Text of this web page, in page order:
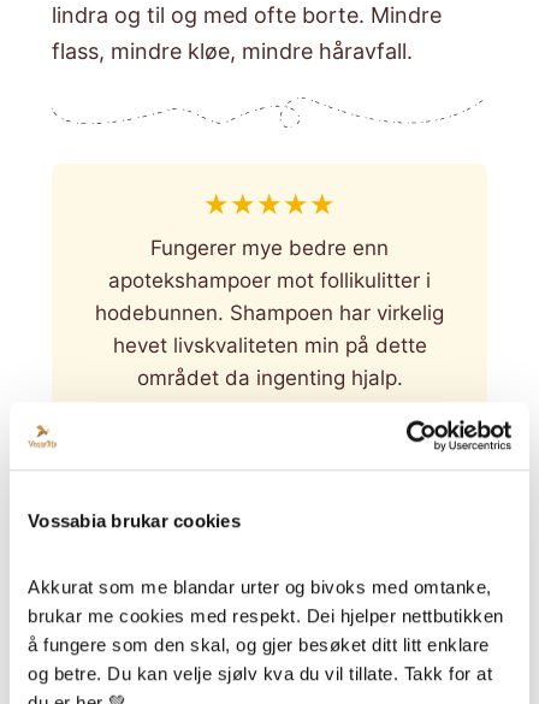
Vossabia brukar cookies
Akkurat som me blandar urter og bivoks med omtanke,
brukar me cookies med respekt. Dei hjelper nettbutikken
å fungere som den skal, og gjer besøket ditt litt enklare
og betre. Du kan velje sjølv kva du vil tillate. Takk for at
lindra og til og med ofte borte. Mindre
flass, mindre kløe, mindre håravfall.
★★★★★
Fungerer mye bedre enn
apotekshampoer mot follikulitter i
hodebunnen. Shampoen har virkelig
hevet livskvaliteten min på dette
området da ingenting hjalp.
Veldig god for hele familien, inkludert
tenåringsbarn og mann. God for typisk
ungdomsfett hår og tørr hodebunn.
Håret føles sunt og friskt.